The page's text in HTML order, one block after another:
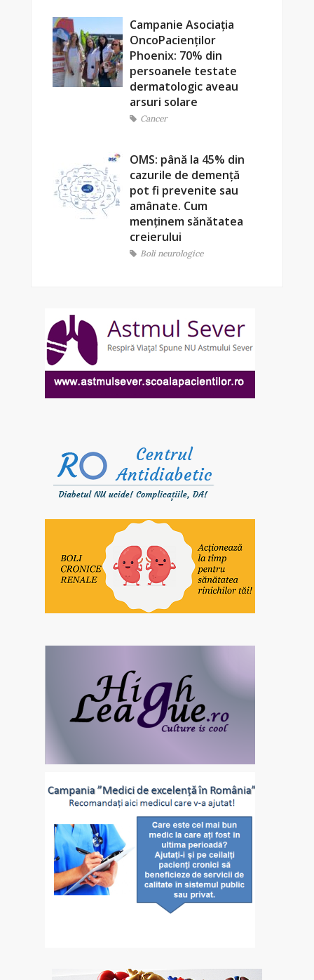
Campanie Asociația
OncoPacienților
Phoenix: 70% din
persoanele testate
dermatologic aveau
arsuri solare
Cancer
OMS: până la 45% din
cazurile de demență
pot fi prevenite sau
amânate. Cum
menținem sănătatea
creierului
Boli neurologice